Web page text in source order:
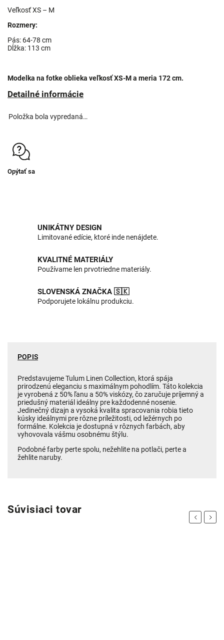
Veľkosť XS – M
Rozmery:
Pás: 64-78 cm
Dĺžka: 113 cm
Modelka na fotke oblieka veľkosť XS-M a meria 172 cm.
Detailné informácie
Položka bola vypredaná…
Opýtať sa
UNIKÁTNY DESIGN
Limitované edície, ktoré inde nenájdete.
KVALITNÉ MATERIÁLY
Používame len prvotriedne materiály.
SLOVENSKÁ ZNAČKA 🇸🇰
Podporujete lokálnu produkciu.
POPIS
Predstavujeme Tulum Linen Collection, ktorá spája
prirodzenú eleganciu s maximálnym pohodlím. Táto kolekcia
je vyrobená z 50% ľanu a 50% viskózy, čo zaručuje príjemný a
priedušný materiál ideálny pre každodenné nosenie.
Jedinečný dizajn a vysoká kvalita spracovania robia tieto
kúsky ideálnymi pre rôzne príležitosti, od ležérnych po
formálne. Kolekcia je dostupná v rôznych farbách, aby
vyhovovala vášmu osobnému štýlu.
Podobné farby perte spolu, nežehlite na potlači, perte a
žehlite naruby.
Súvisiaci tovar
PreviousNext